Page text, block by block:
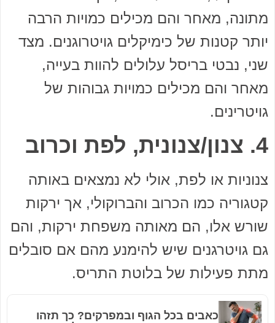
מתונה, מאחר והם מכילים כמויות הרבה
יותר קטנות של כימיקלים גויטרוגנים. מצד
שני, נבטי בריסל עלולים להוות בעייה,
מאחר והם מכילים כמויות גבוהות של
גויטרינים.
4. צנון/צנונית, לפת וכרוב
צנוניות או לפת, אולי לא נמצאים באותה
קטגוריה כמו הכרוב והברוקולי, אך ירקות
שורש אלו, הם מאותה משפחת ירקות, והם
גם גויטרגנים שיש להימנע מהם אם סובלים
מתת פעילות של בלוטת התריס.
כאבים בכל הגוף ובמפרקים? כך תזהו